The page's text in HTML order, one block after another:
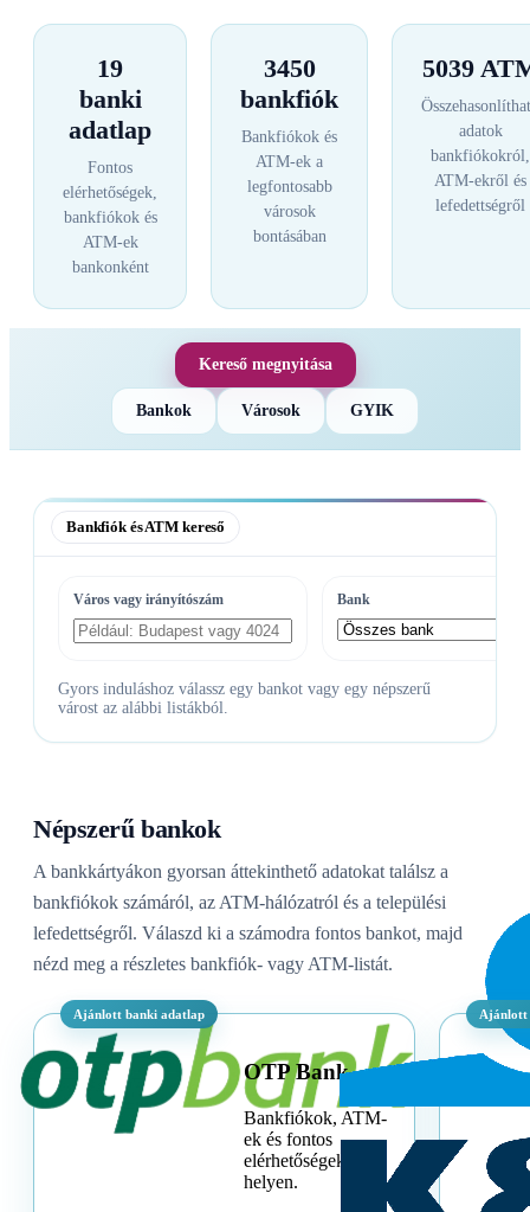
19
banki
adatlap
Fontos
elérhetőségek,
bankfiókok és
ATM-ek
bankonként
3450
bankfiók
Bankfiókok és
ATM-ek a
legfontosabb
városok
bontásában
5039
adatok
bankfiókokról,
ATM-ekről és
lefedettségről
Kereső megnyitása
Bankok Városok GYIK
Bankfiók és ATM kereső
Város vagy irányítószám Bank
Gyors induláshoz válassz egy bankot vagy egy népszerű
várost az alábbi listákból.
Népszerű bankok
A bankkártyákon gyorsan áttekinthető adatokat találsz a
bankfiókok számáról, az ATM-hálózatról és a települési
lefedettségről. Válaszd ki a számodra fontos bankot, majd
nézd meg a részletes bankfiók- vagy ATM-listát.
Ajánlott banki adatlap
OTP Bank
Bankfiókok, ATM-
ek és fontos
elérhetőségek egy
helyen.
Ajánlott